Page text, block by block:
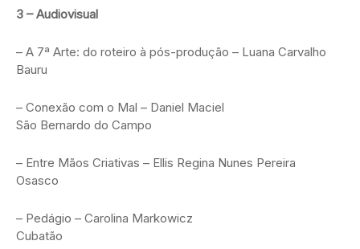
3 – Audiovisual
– A 7ª Arte: do roteiro à pós-produção – Luana Carvalho
Bauru
– Conexão com o Mal – Daniel Maciel
São Bernardo do Campo
– Entre Mãos Criativas – Ellis Regina Nunes Pereira
Osasco
– Pedágio – Carolina Markowicz
Cubatão